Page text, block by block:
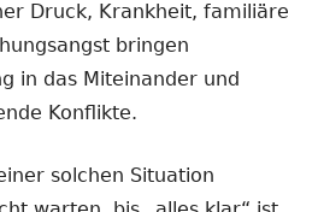
Druck, Krankheit, familiäre
bringen
in das Miteinander und
Konflikte.
solchen Situation